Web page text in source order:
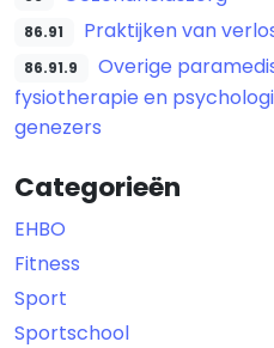
86.91 Praktijken van
86.91.9
Overige
fysiotherapie en
genezers
Categorieën
EHBO
Fitness
Sport
Sportschool